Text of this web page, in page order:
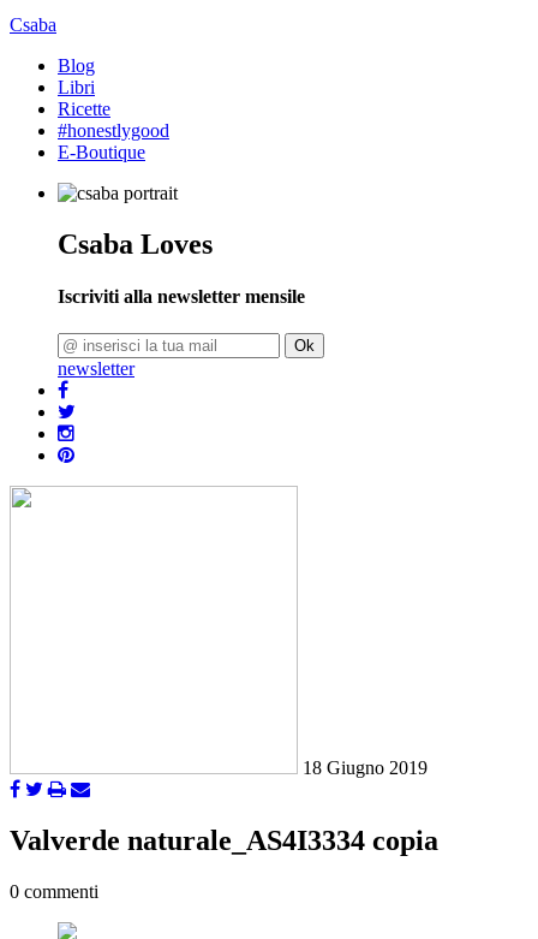
Csaba
Blog
Libri
Ricette
#honestlygood
E-Boutique
Csaba Loves
Iscriviti alla newsletter mensile
Ok
newsletter
18 Giugno 2019
Valverde naturale_AS4I3334 copia
0 commenti